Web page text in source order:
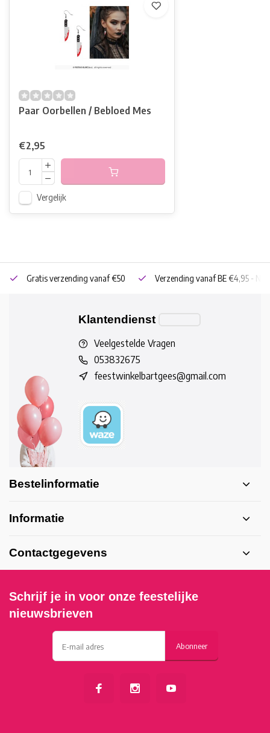
Paar Oorbellen / Bebloed Mes
€2,95
Vergelijk
Gratis verzending vanaf €50 Verzending vanaf BE €4,95 - NL
Klantendienst
Veelgestelde Vragen
053832675
feestwinkelbartgees@gmail.com
Bestelinformatie
Informatie
Contactgegevens
Schrijf je in voor onze feestelijke
nieuwsbrieven
Abonneer